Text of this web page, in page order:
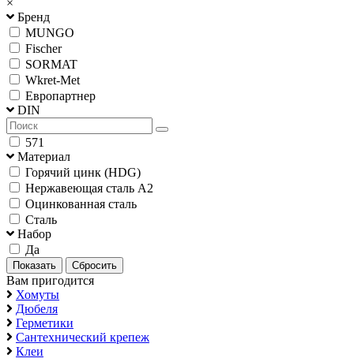
Бренд
MUNGO
Fischer
SORMAT
Wkret-Met
Европартнер
DIN
571
Материал
Горячий цинк (HDG)
Нержавеющая сталь А2
Оцинкованная сталь
Сталь
Набор
Да
Вам пригодится
Хомуты
Дюбеля
Герметики
Сантехнический крепеж
Клеи